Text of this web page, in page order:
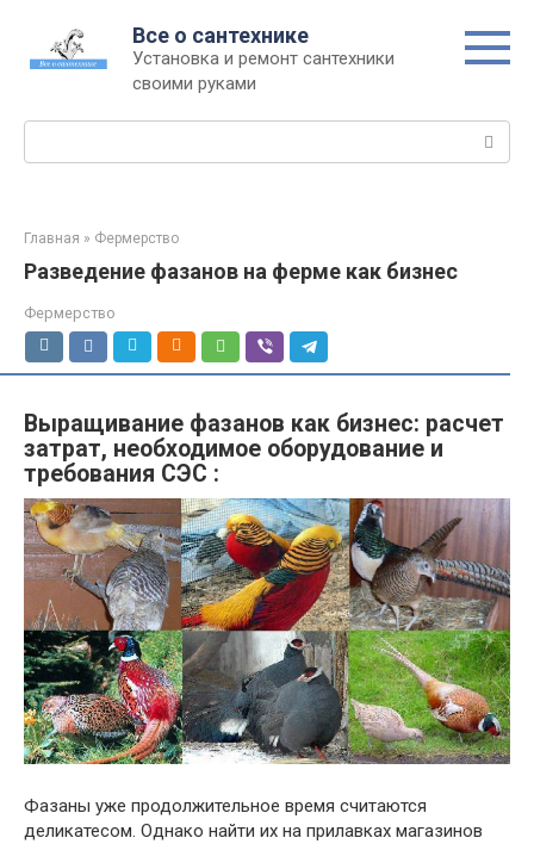
контенту
Все о сантехнике
Установка и ремонт сантехники
своими руками
Главная » Фермерство
Разведение фазанов на ферме как бизнес
Фермерство
Выращивание фазанов как бизнес: расчет
затрат, необходимое оборудование и
требования СЭС :
Фазаны уже продолжительное время считаются
деликатесом. Однако найти их на прилавках магазинов